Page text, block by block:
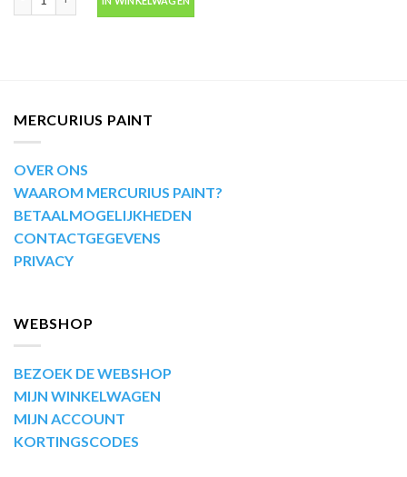
MERCURIUS PAINT
OVER ONS
WAAROM MERCURIUS PAINT?
BETAALMOGELIJKHEDEN
CONTACTGEGEVENS
PRIVACY
WEBSHOP
BEZOEK DE WEBSHOP
MIJN WINKELWAGEN
MIJN ACCOUNT
KORTINGSCODES